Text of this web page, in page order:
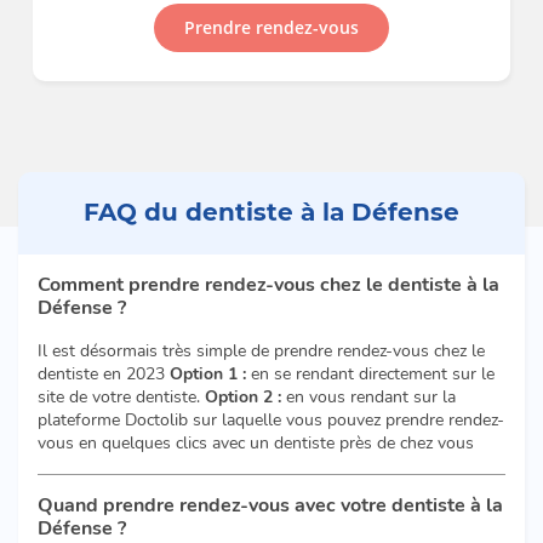
Prendre rendez-vous
FAQ du dentiste à la Défense
Comment prendre rendez-vous chez le dentiste à la
Défense ?
Il est désormais très simple de prendre rendez-vous chez le
dentiste en 2023 Option 1 : en se rendant directement sur le
site de votre dentiste. Option 2 : en vous rendant sur la
plateforme Doctolib sur laquelle vous pouvez prendre rendez-
vous en quelques clics avec un dentiste près de chez vous
Quand prendre rendez-vous avec votre dentiste à la
Défense ?